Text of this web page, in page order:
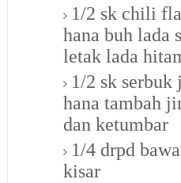
1/2 sk chili
hana buh lada
letak lada
1/2 sk
hana tambah
dan ketumbar
1/4 drpd
kisar